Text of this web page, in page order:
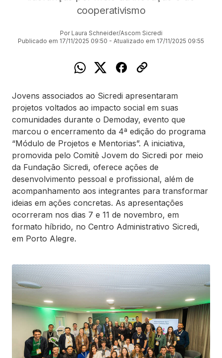
cooperativismo
Por Laura Schneider/Ascom Sicredi
Publicado em 17/11/2025 09:50 - Atualizado em 17/11/2025 09:55
Jovens associados ao Sicredi apresentaram
projetos voltados ao impacto social em suas
comunidades durante o Demoday, evento que
marcou o encerramento da 4ª edição do programa
“Módulo de Projetos e Mentorias”. A iniciativa,
promovida pelo Comitê Jovem do Sicredi por meio
da Fundação Sicredi, oferece ações de
desenvolvimento pessoal e profissional, além de
acompanhamento aos integrantes para transformar
ideias em ações concretas. As apresentações
ocorreram nos dias 7 e 11 de novembro, em
formato híbrido, no Centro Administrativo Sicredi,
em Porto Alegre.